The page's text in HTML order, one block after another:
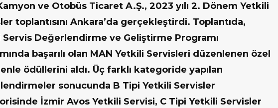
ve Otobüs Ticaret A.Ş., 2023 yılı 2. Dönem Yetkili
toplantısını Ankara’da gerçekleştirdi. Toplantıda,
Servis Değerlendirme ve Geliştirme Programı
başarılı olan MAN Yetkili Servisleri düzenlenen özel
ödüllerini aldı. Üç farklı kategoride yapılan
sonucunda B Tipi Yetkili Servisler
İzmir Avos Yetkili Servisi, C Tipi Yetkili Servisler